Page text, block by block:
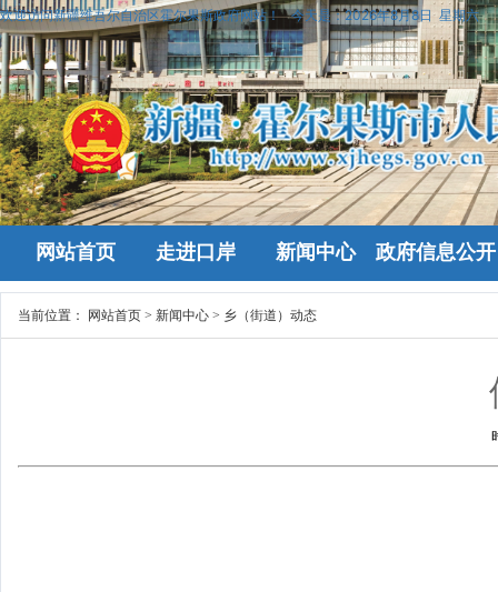
欢迎访问新疆维吾尔自治区霍尔果斯政府网站！ 今天是：2026年8月8日 星期六
网站首页 走进口岸 新闻中心 政府信息公开
当前位置： 网站首页 > 新闻中心 > 乡（街道）动态